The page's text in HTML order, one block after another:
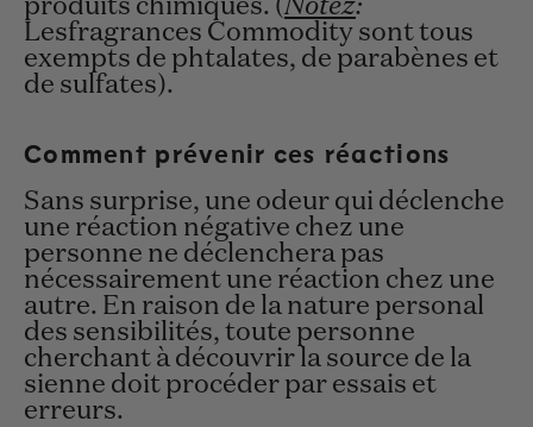
produits chimiques. (Notez:
Lesfragrances Commodity sont tous
exempts de phtalates, de parabènes et
de sulfates).
Comment prévenir ces réactions
Sans surprise, une odeur qui déclenche
une réaction négative chez une
personne ne déclenchera pas
nécessairement une réaction chez une
autre. En raison de la nature personal
des sensibilités, toute personne
cherchant à découvrir la source de la
sienne doit procéder par essais et
erreurs.